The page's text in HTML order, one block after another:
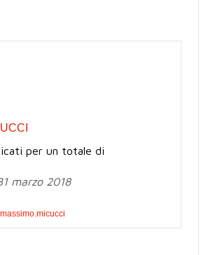
per un totale di
marzo 2018